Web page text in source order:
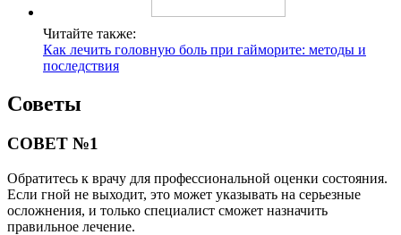
Читайте также:
Как лечить головную боль при гайморите: методы и
последствия
Советы
СОВЕТ №1
Обратитесь к врачу для профессиональной оценки состояния.
Если гной не выходит, это может указывать на серьезные
осложнения, и только специалист сможет назначить
правильное лечение.